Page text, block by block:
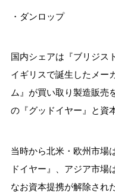
・ダンロップ
国内シェアは『ブリジス
イギリスで誕生したメー
ム』が買い取り製造販売
の『グッドイヤー』と資
当時から北米・欧州市場
ドイヤー』、アジア市場
なお資本提携が解除され